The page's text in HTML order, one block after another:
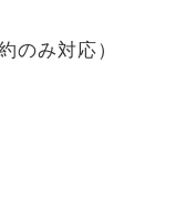
のみ対応）